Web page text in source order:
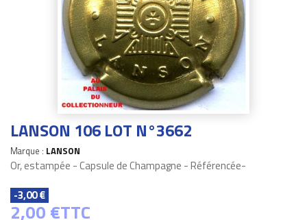
LANSON 106 LOT N°3662
Marque : LANSON
Or, estampée - Capsule de Champagne - Référencée-
-3,00 €
2,00 €TTC